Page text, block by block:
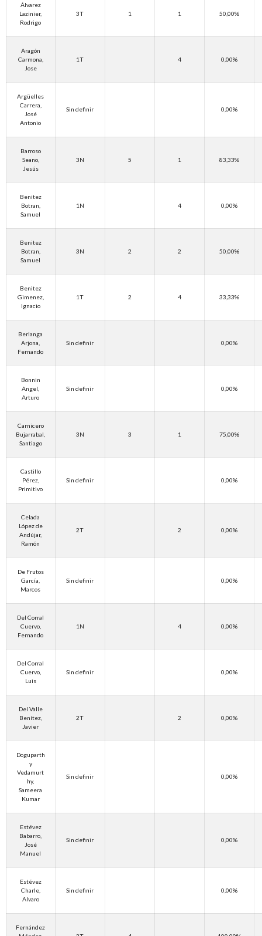
Álvarez
Lazinier,
Rodrigo
3T 1 1 50,00%
Aragón
Carmona,
Jose
1T 4 0,00%
Argüelles
Carrera,
José
Antonio
Sin definir 0,00%
Barroso
Seano,
Jesús
3N 5 1 83,33%
Benitez
Botran,
Samuel
1N 4 0,00%
Benitez
Botran,
Samuel
3N 2 2 50,00%
Benitez
Gimenez,
Ignacio
1T 2 4 33,33%
Berlanga
Arjona,
Fernando
Sin definir 0,00%
Bonnin
Angel,
Arturo
Sin definir 0,00%
Carnicero
Bujarrabal,
Santiago
3N 3 1 75,00%
Castillo
Pérez,
Primitivo
Sin definir 0,00%
Celada
López de
Andújar,
Ramón
2T 2 0,00%
De Frutos
García,
Marcos
Sin definir 0,00%
Del Corral
Cuervo,
Fernando
1N 4 0,00%
Del Corral
Cuervo,
Luis
Sin definir 0,00%
Del Valle
Benítez,
Javier
2T 2 0,00%
Doguparth
y
Vedamurt
hy,
Sameera
Kumar
Sin definir 0,00%
Estévez
Babarro,
José
Manuel
Sin definir 0,00%
Estévez
Charle,
Alvaro
Sin definir 0,00%
Fernández